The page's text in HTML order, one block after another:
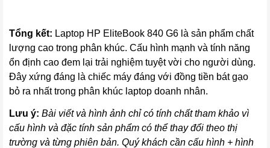
Tổng kết: Laptop HP EliteBook 840 G6 là sản phẩm chất
lượng cao trong phân khúc. Cấu hình mạnh và tính năng
ổn định cao đem lại trải nghiệm tuyệt vời cho người dùng.
Đây xứng đáng là chiếc máy đáng với đồng tiền bát gạo
bỏ ra nhất trong phân khúc laptop doanh nhân.
Lưu ý: Bài viết và hình ảnh chỉ có tính chất tham khảo vì
cấu hình và đặc tính sản phẩm có thể thay đổi theo thị
trường và từng phiên bản. Quý khách cần cấu hình + hình